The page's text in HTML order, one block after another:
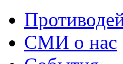
СМИ о нас